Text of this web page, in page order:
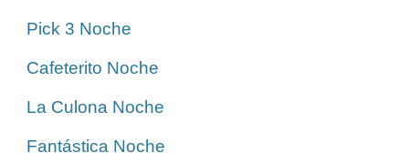
Pick 3 Noche
Cafeterito Noche
La Culona Noche
Fantástica Noche